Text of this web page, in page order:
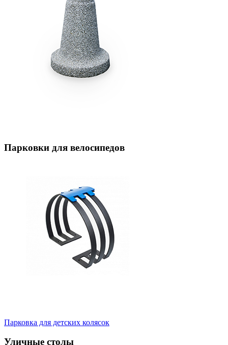
Парковки для велосипедов
Парковка для детских колясок
Уличные столы